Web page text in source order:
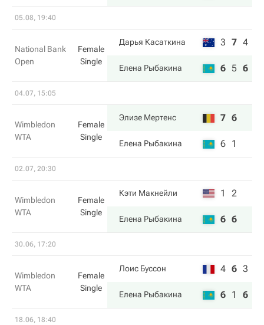
05.08, 19:40
National Bank
Open
Female
Single
Дарья Касаткина 3 7 4
Елена Рыбакина 6 5 6
04.07, 15:05
Wimbledon
WTA
Female
Single
Элизе Мертенс 7 6
Елена Рыбакина 6 1
02.07, 20:30
Wimbledon
WTA
Female
Single
Кэти Макнейли 1 2
Елена Рыбакина 6 6
30.06, 17:20
Wimbledon
WTA
Female
Single
Лоис Буссон 4 6 3
Елена Рыбакина 6 1 6
18.06, 18:40